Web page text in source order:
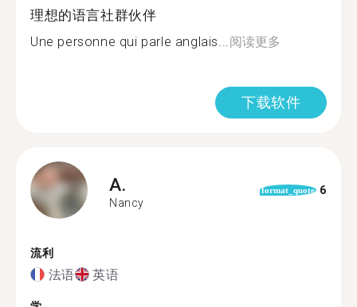
理想的语言社群伙伴
Une personne qui parle anglais...阅读更多
下载软件
A.
Nancy
format_quote 6
流利
法语 英语